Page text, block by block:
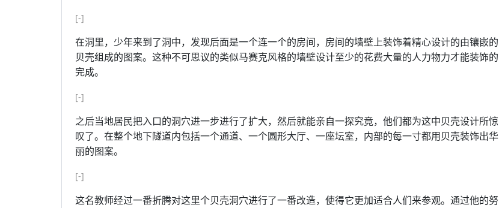
[-]
在洞里，少年来到了洞中，发现后面是一个连一个的房间，房间的墙壁上装饰着精心设计的由镶嵌的
贝壳组成的图案。这种不可思议的类似马赛克风格的墙壁设计至少的花费大量的人力物力才能装饰的
完成。
[-]
之后当地居民把入口的洞穴进一步进行了扩大，然后就能亲自一探究竟，他们都为这中贝壳设计所惊
叹了。在整个地下隧道内包括一个通道、一个圆形大厅、一座坛室，内部的每一寸都用贝壳装饰出华
丽的图案。
[-]
这名教师经过一番折腾对这里个贝壳洞穴进行了一番改造，使得它更加适合人们来参观。通过他的努